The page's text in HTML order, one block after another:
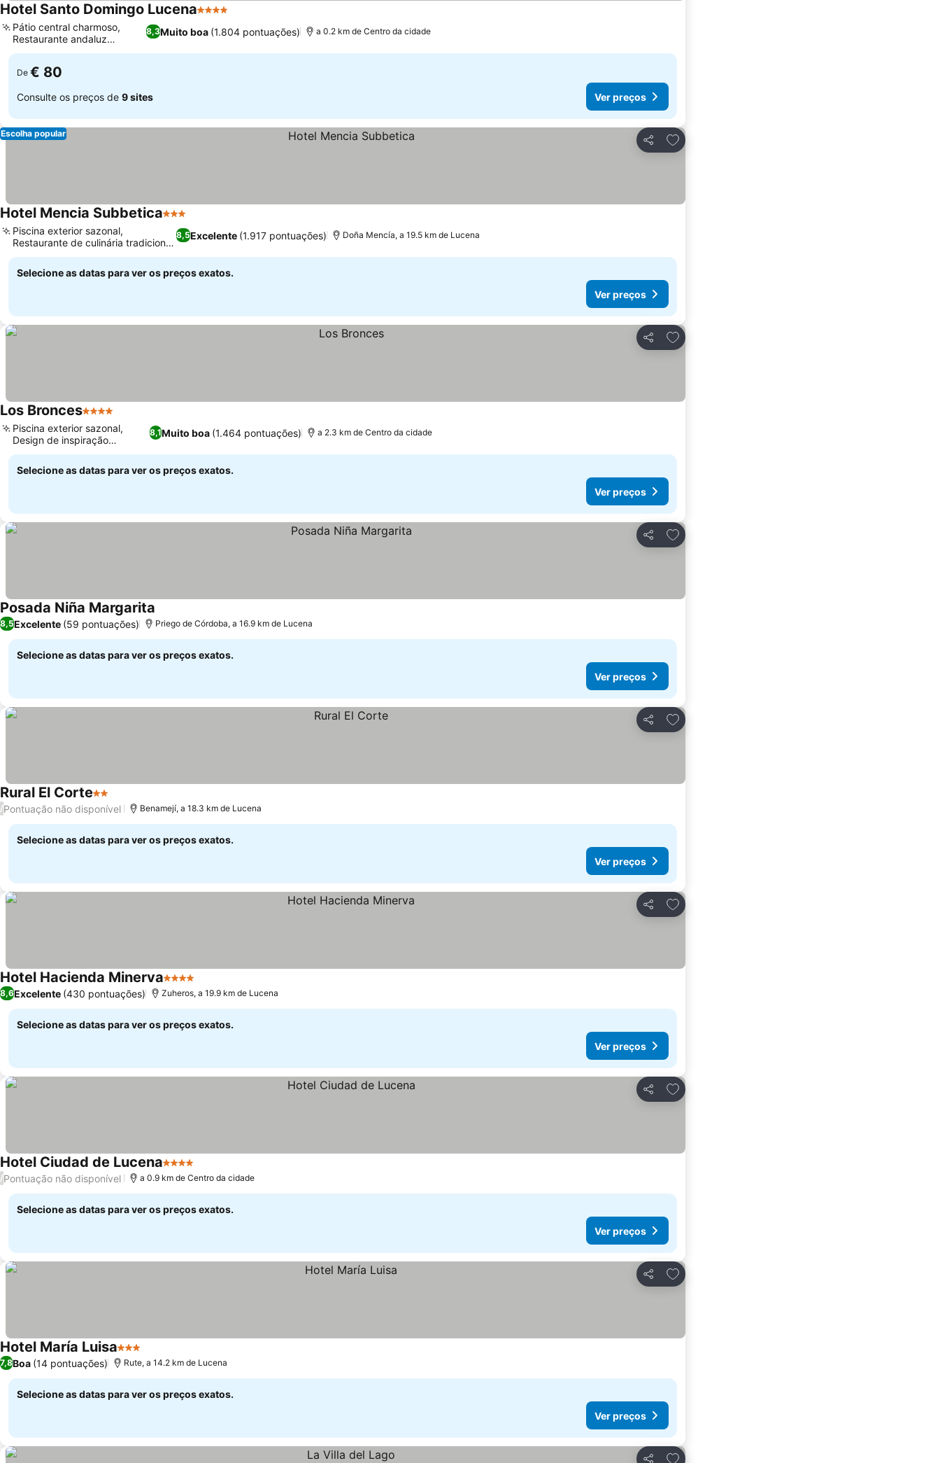
Hotel Santo Domingo Lucena4 Estrelas
8,3Muito boa (1.804 pontuações)
Pátio central charmoso,
Restaurante andaluz
elegante
a 0.2 km de Centro da cidade
De € 80
Consulte os preços de 9 sites Ver preços
Partilhar
Adicionar aos favoritos
Escolha popular
Hotel Mencia Subbetica3 Estrelas
8,5Excelente (1.917 pontuações)
Piscina exterior sazonal,
Restaurante de culinária tradicional
espanhola
Doña Mencía, a 19.5 km de Lucena
Selecione as datas para ver os preços exatos.
Ver preços
Partilhar
Adicionar aos favoritos
Los Bronces4 Estrelas
8,1Muito boa (1.464 pontuações)
Piscina exterior sazonal,
Design de inspiração
andaluza
a 2.3 km de Centro da cidade
Selecione as datas para ver os preços exatos.
Ver preços
Partilhar
Adicionar aos favoritos
Posada Niña Margarita
8,5Excelente (59 pontuações) Priego de Córdoba, a 16.9 km de Lucena
Selecione as datas para ver os preços exatos.
Ver preços
Partilhar
Adicionar aos favoritos
Rural El Corte2 EstrelasVer preços
/Pontuação não disponível Benamejí, a 18.3 km de Lucena
Selecione as datas para ver os preços exatos.
Ver preços
Partilhar
Adicionar aos favoritos
Hotel Hacienda Minerva4 Estrelas
8,6Excelente (430 pontuações) Zuheros, a 19.9 km de Lucena
Selecione as datas para ver os preços exatos.
Ver preços
Partilhar
Adicionar aos favoritos
Hotel Ciudad de Lucena4 Estrelas
/Pontuação não disponível a 0.9 km de Centro da cidade
Selecione as datas para ver os preços exatos.
Ver preços
Partilhar
Adicionar aos favoritos
Hotel María Luisa3 Estrelas
7,8Boa (14 pontuações) Rute, a 14.2 km de Lucena
Selecione as datas para ver os preços exatos.
Ver preços
Adicionar aos favoritos